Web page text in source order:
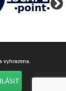
vyhrazena.